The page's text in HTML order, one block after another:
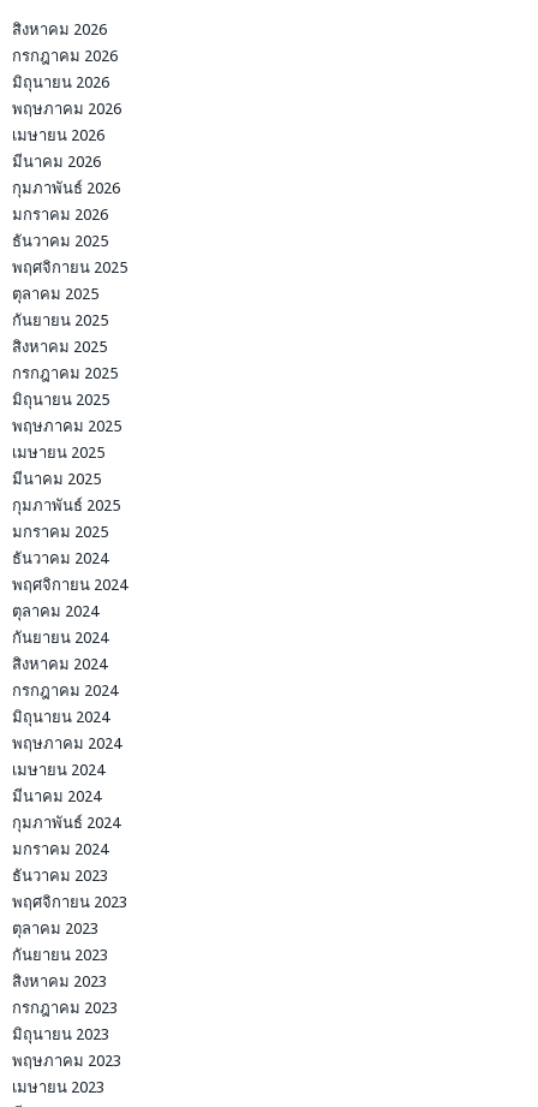
สิงหาคม 2026
กรกฎาคม 2026
มิถุนายน 2026
พฤษภาคม 2026
เมษายน 2026
มีนาคม 2026
กุมภาพันธ์ 2026
มกราคม 2026
ธันวาคม 2025
พฤศจิกายน 2025
ตุลาคม 2025
กันยายน 2025
สิงหาคม 2025
กรกฎาคม 2025
มิถุนายน 2025
พฤษภาคม 2025
เมษายน 2025
มีนาคม 2025
กุมภาพันธ์ 2025
มกราคม 2025
ธันวาคม 2024
พฤศจิกายน 2024
ตุลาคม 2024
กันยายน 2024
สิงหาคม 2024
กรกฎาคม 2024
มิถุนายน 2024
พฤษภาคม 2024
เมษายน 2024
มีนาคม 2024
กุมภาพันธ์ 2024
มกราคม 2024
ธันวาคม 2023
พฤศจิกายน 2023
ตุลาคม 2023
กันยายน 2023
สิงหาคม 2023
กรกฎาคม 2023
มิถุนายน 2023
พฤษภาคม 2023
เมษายน 2023